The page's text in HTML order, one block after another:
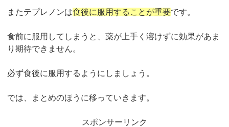
またテプレノンは食後に服用することが重要です。
食前に服用してしまうと、薬が上手く溶けずに効果があま
り期待できません。
必ず食後に服用するようにしましょう。
では、まとめのほうに移っていきます。
スポンサーリンク